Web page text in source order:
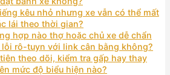
kêu nhỏ nhưng xe vẫn có thể mất
lái theo thời gian?
hợp nào thợ hoặc chủ xe dễ chẩn
rô-tuyn với link cân bằng không?
theo dõi, kiểm tra gấp hay thay
mức độ biểu hiện nào?